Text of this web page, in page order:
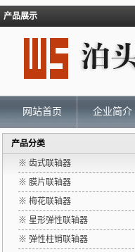
产品展示
网站首页 企业简介
产品分类
※ 齿式联轴器
※ 膜片联轴器
※ 梅花联轴器
※ 星形弹性联轴器
※ 弹性柱销联轴器